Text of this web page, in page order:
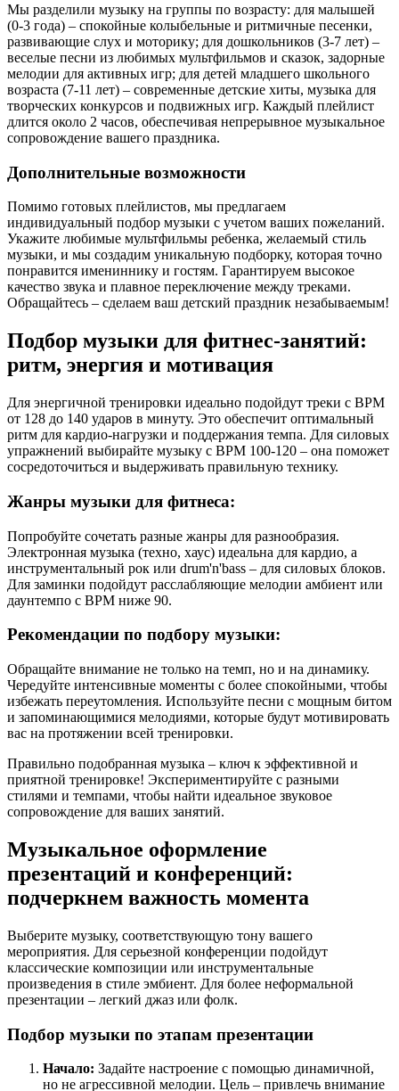
Мы разделили музыку на группы по возрасту: для малышей
(0-3 года) – спокойные колыбельные и ритмичные песенки,
развивающие слух и моторику; для дошкольников (3-7 лет) –
веселые песни из любимых мультфильмов и сказок, задорные
мелодии для активных игр; для детей младшего школьного
возраста (7-11 лет) – современные детские хиты, музыка для
творческих конкурсов и подвижных игр. Каждый плейлист
длится около 2 часов, обеспечивая непрерывное музыкальное
сопровождение вашего праздника.
Дополнительные возможности
Помимо готовых плейлистов, мы предлагаем
индивидуальный подбор музыки с учетом ваших пожеланий.
Укажите любимые мультфильмы ребенка, желаемый стиль
музыки, и мы создадим уникальную подборку, которая точно
понравится имениннику и гостям. Гарантируем высокое
качество звука и плавное переключение между треками.
Обращайтесь – сделаем ваш детский праздник незабываемым!
Подбор музыки для фитнес-занятий:
ритм, энергия и мотивация
Для энергичной тренировки идеально подойдут треки с BPM
от 128 до 140 ударов в минуту. Это обеспечит оптимальный
ритм для кардио-нагрузки и поддержания темпа. Для силовых
упражнений выбирайте музыку с BPM 100-120 – она поможет
сосредоточиться и выдерживать правильную технику.
Жанры музыки для фитнеса:
Попробуйте сочетать разные жанры для разнообразия.
Электронная музыка (техно, хаус) идеальна для кардио, а
инструментальный рок или drum'n'bass – для силовых блоков.
Для заминки подойдут расслабляющие мелодии амбиент или
даунтемпо с BPM ниже 90.
Рекомендации по подбору музыки:
Обращайте внимание не только на темп, но и на динамику.
Чередуйте интенсивные моменты с более спокойными, чтобы
избежать переутомления. Используйте песни с мощным битом
и запоминающимися мелодиями, которые будут мотивировать
вас на протяжении всей тренировки.
Правильно подобранная музыка – ключ к эффективной и
приятной тренировке! Экспериментируйте с разными
стилями и темпами, чтобы найти идеальное звуковое
сопровождение для ваших занятий.
Музыкальное оформление
презентаций и конференций:
подчеркнем важность момента
Выберите музыку, соответствующую тону вашего
мероприятия. Для серьезной конференции подойдут
классические композиции или инструментальные
произведения в стиле эмбиент. Для более неформальной
презентации – легкий джаз или фолк.
Подбор музыки по этапам презентации
Начало: Задайте настроение с помощью динамичной,
но не агрессивной мелодии. Цель – привлечь внимание